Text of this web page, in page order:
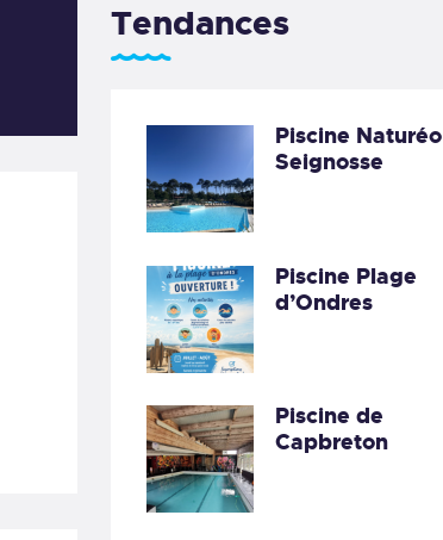
Tendances
Piscine Naturéo
Seignosse
Piscine Plage
d’Ondres
Piscine de
Capbreton